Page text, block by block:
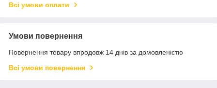
Всі умови оплати
Умови повернення
Повернення товару впродовж 14 днів за домовленістю
Всі умови повернення